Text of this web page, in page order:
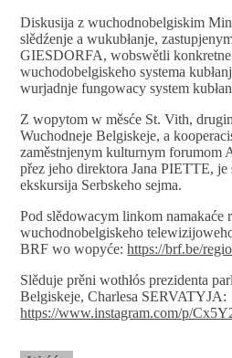
Diskusija z wuchodnobelgiskim
slědźenje a wukubłanje,
GIESDORFA, wobswětli
wuchodobelgiskeho systema
wurjadnje fungowacy system
Z wopytom w měsće St. Vith,
Wuchodneje Belgiskeje, a
zaměstnjenym kulturnym
přez jeho direktora Jana PIETTE, je
ekskursija Serbskeho sejma.
Pod slědowacym linkom namakaće
wuchodnobelgiskeho
BRF wo wopyće:https://brf.be/
Slěduje prěni wothłós prezidenta
Belgiskeje, Charlesa SERVATYJA:
https://www.instagram.com/p/